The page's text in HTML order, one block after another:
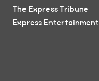
The Express Tribune
Express Entertainment